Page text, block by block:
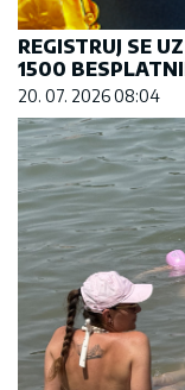
REGISTRUJ SE
1500
20. 07. 2026 08:04